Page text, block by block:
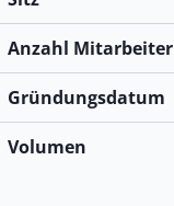
Anzahl Mitarbeiter
Gründungsdatum
Volumen